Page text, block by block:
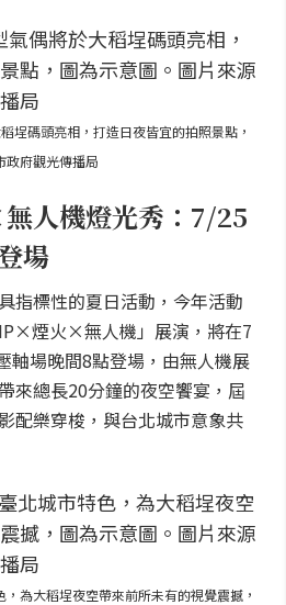
埕碼頭亮相，打造日夜皆宜的拍照景點，
政府觀光傳播局
人機燈光秀：7/25
場
指標性的夏日活動，今年活動
煙火×無人機」展演，將在7
軸場晚間8點登場，由無人機展
來總長20分鐘的夜空饗宴，屆
配樂穿梭，與台北城市意象共
，為大稻埕夜空帶來前所未有的視覺震撼，